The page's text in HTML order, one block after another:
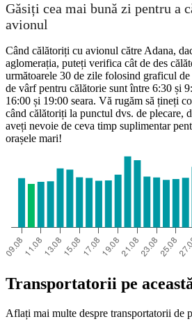
Găsiți cea mai bună zi pentru a
avionul
Când călătoriți cu avionul către Adana,
aglomerația, puteți verifica cât de des
următoarele 30 de zile folosind graficul
de vârf pentru călătorie sunt între 6:30 și
16:00 și 19:00 seara. Vă rugăm să țineți
când călătoriți la punctul dvs. de plecare,
aveți nevoie de ceva timp suplimentar
orașele mari!
Transportatorii pe
Aflați mai multe despre transportatorii de